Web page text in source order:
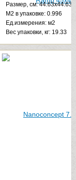
Размер, см: 44.63x44.63
М2 в упаковке: 0.996
Ед.измерения: м2
Веc упаковки, кг: 19.33